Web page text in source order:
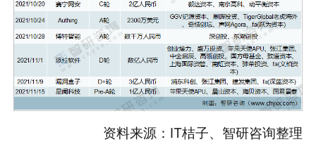
资料来源：IT桔子、智研咨询整理